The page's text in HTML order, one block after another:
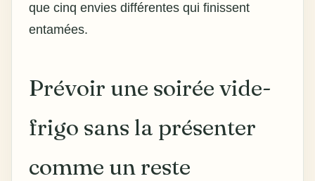
que cinq envies différentes qui finissent
entamées.
Prévoir une soirée vide-
frigo sans la présenter
comme un reste